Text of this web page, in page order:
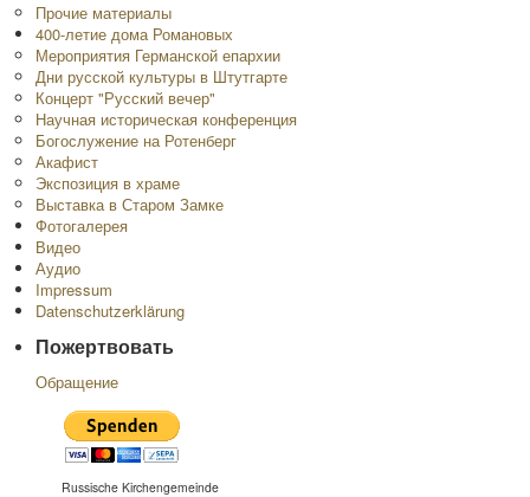
Прочие материалы
400-летие дома Романовых
Мероприятия Германской епархии
Дни русской культуры в Штутгарте
Концерт "Русский вечер"
Научная историческая конференция
Богослужение на Ротенберг
Акафист
Экспозиция в храме
Выставка в Старом Замке
Фотогалерея
Видео
Аудио
Impressum
Datenschutzerklärung
Пожертвовать
Обращение
Russische Kirchengemeinde